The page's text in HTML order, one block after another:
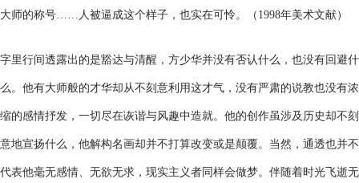
大师的称号……人被逼成这个样子，也实在可怜。（1998年美术文献）
字里行间透露出的是豁达与清醒，方少华并没有否认什么，也没有回避什
么。他有大师般的才华却从不刻意利用这才气，没有严肃的说教也没有浓
缩的感情抒发，一切尽在诙谐与风趣中造就。他的创作虽涉及历史却不刻
意地宣扬什么，他解构名画却并不打算改变或是颠覆。当然，通透也并不
代表他毫无感情、无欲无求，现实主义者同样会做梦。伴随着时光飞逝无